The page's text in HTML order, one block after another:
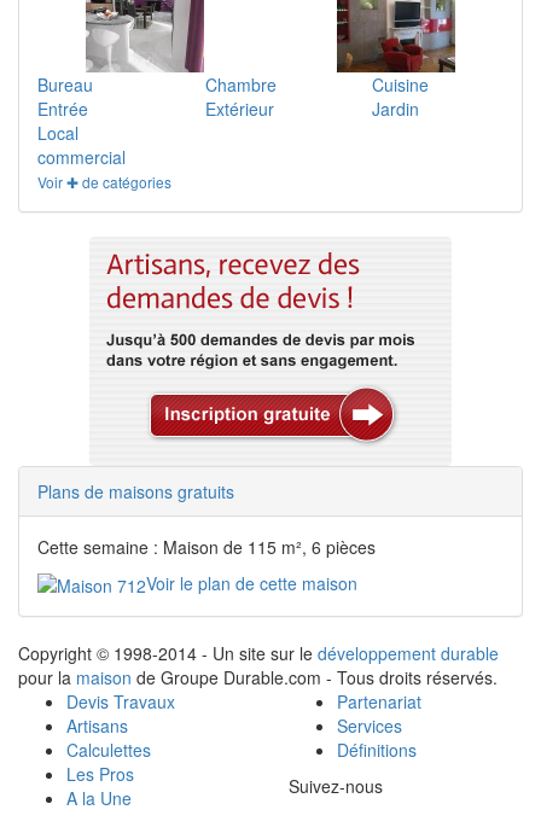
Bureau Chambre
Cuisine
Entrée
Extérieur
Jardin
Local
commercial
Voir ✚ de catégories
Plans de maisons gratuits
Cette semaine : Maison de 115 m², 6 pièces
Voir le plan de cette maison
Copyright © 1998-2014 - Un site sur le développement durable
pour la maison de Groupe Durable.com - Tous droits réservés.
Devis Travaux
Artisans
Calculettes
Les Pros
A la Une
Partenariat
Services
Définitions
Suivez-nous